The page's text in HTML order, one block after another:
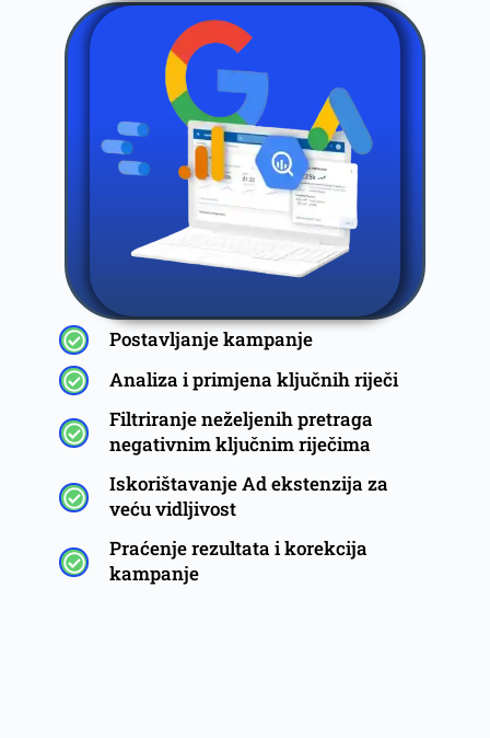
Postavljanje kampanje
Analiza i primjena ključnih riječi
Filtriranje neželjenih pretraga
negativnim ključnim riječima
Iskorištavanje Ad ekstenzija za
veću vidljivost
Praćenje rezultata i korekcija
kampanje